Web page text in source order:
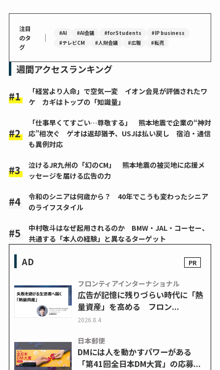
注目
のタ
グ
｜ #AI #AI会議 #forStudents
#IP business
#テレビCM
#人財会議 #広報 #転売
週間アクセスランキング
「経営より人命」で空気一変 イオン会見が評価されたワ
ケ カギはトップの「知識量」
「仕事早くてすごい…尊敬する」 熊本地震で企業の“神対
応”相次ぐ ゲオは返却猶予、USJは払い戻し 宿泊・通信
も異例対応
泣けるJR九州の「幻のCM」 熊本地震の被災地に応援メ
ッセージを届ける広告の力
令和のシニアは何歳から？ 40年でこうも変わったシニア
のライフスタイル
中村敬斗はなぜ起用されるのか BMW・JAL・コーセー、
共通する「本人の経験」と異なるターゲット
AD
フロンティアインターナショナル
広告が記憶に残りづらい時代に「熱
量資産」を高める フロン...
2026.8.4
日本郵便
DMには人を動かすパワーがある
「第41回全日本DM大賞」の応募...